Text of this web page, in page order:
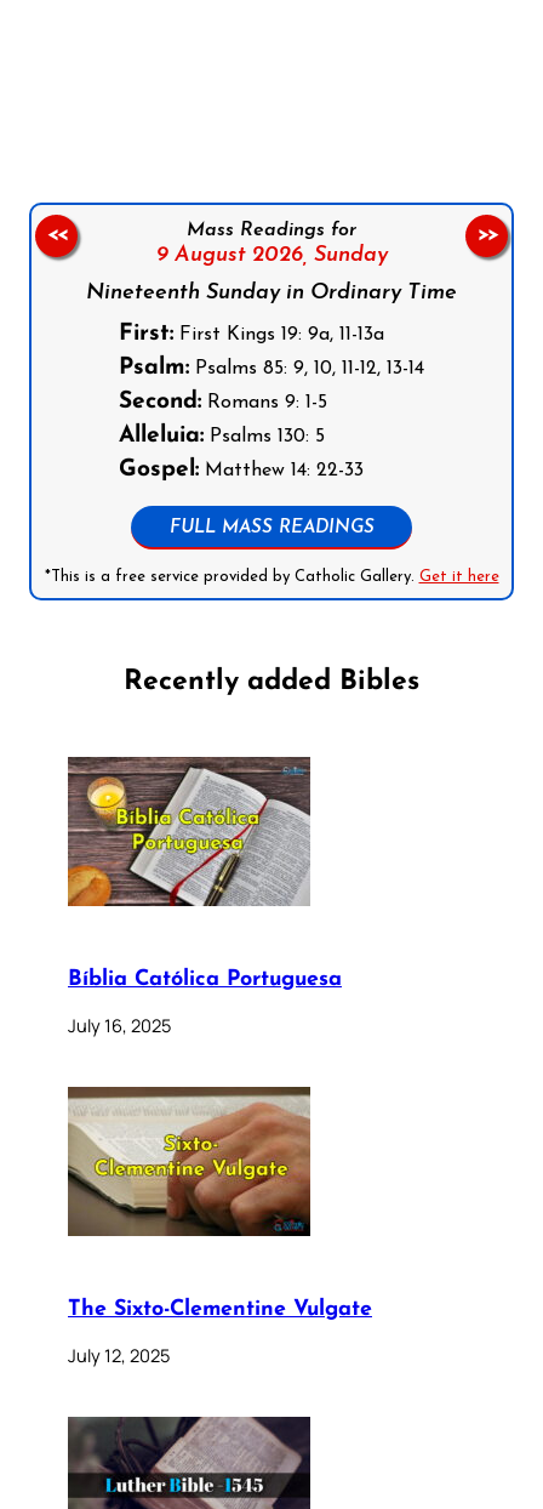
Mass Readings for
9 August 2026, Sunday
Nineteenth Sunday in Ordinary Time
First: First Kings 19: 9a, 11-13a
Psalm: Psalms 85: 9, 10, 11-12, 13-14
Second: Romans 9: 1-5
Alleluia: Psalms 130: 5
Gospel: Matthew 14: 22-33
FULL MASS READINGS
*This is a free service provided by Catholic Gallery. Get it here
<< >>
Recently added Bibles
Bíblia Católica Portuguesa
July 16, 2025
The Sixto-Clementine Vulgate
July 12, 2025